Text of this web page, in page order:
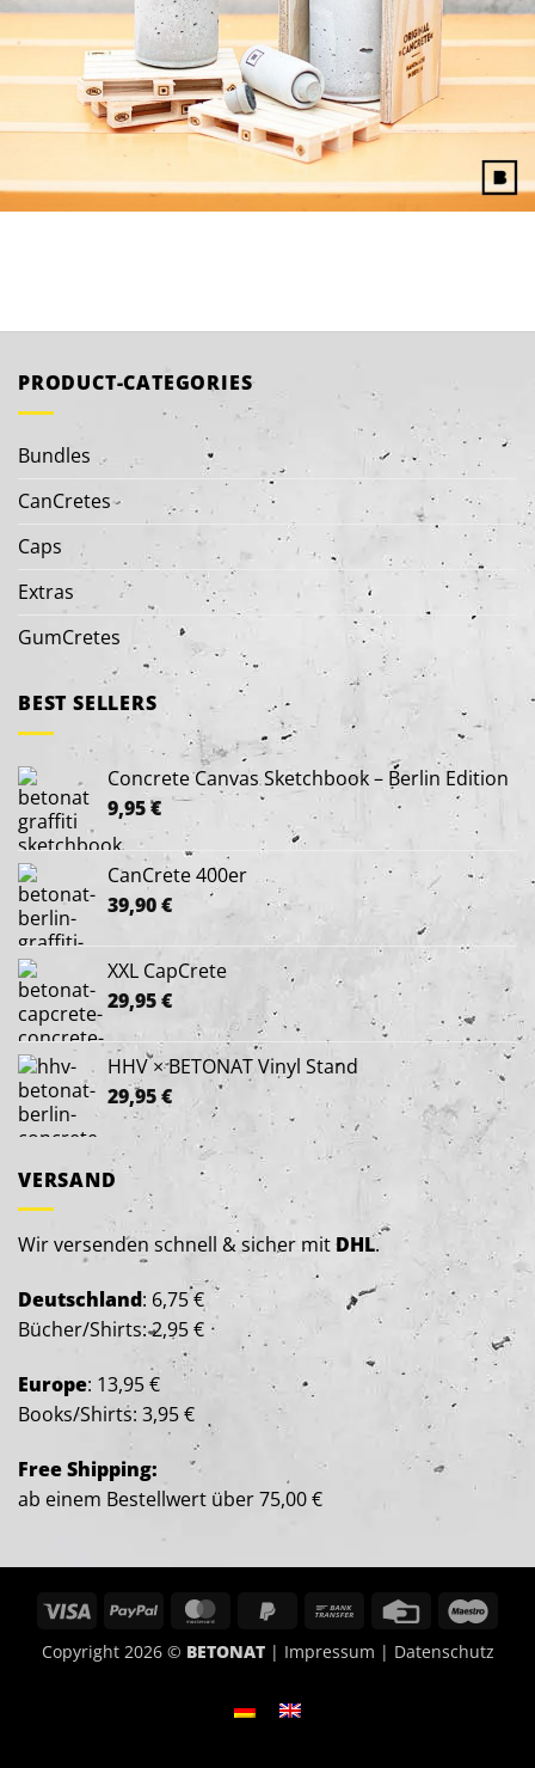
PRODUCT-CATEGORIES
Bundles
CanCretes
Caps
Extras
GumCretes
BEST SELLERS
Concrete Canvas Sketchbook – Berlin Edition
9,95€
CanCrete 400er
39,90€
XXL CapCrete
29,95€
HHV × BETONAT Vinyl Stand
29,95€
VERSAND
Wir versenden schnell & sicher mitDHL.
Deutschland: 6,75 €
Bücher/Shirts: 2,95 €
Europe: 13,95 €
Books/Shirts: 3,95 €
Free Shipping:
ab einem Bestellwert über 75,00 €
Visa PayPal MasterCardPayPal
Bank
Credit
Copyright 2026 © BETONAT| Impressum | Datenschutz